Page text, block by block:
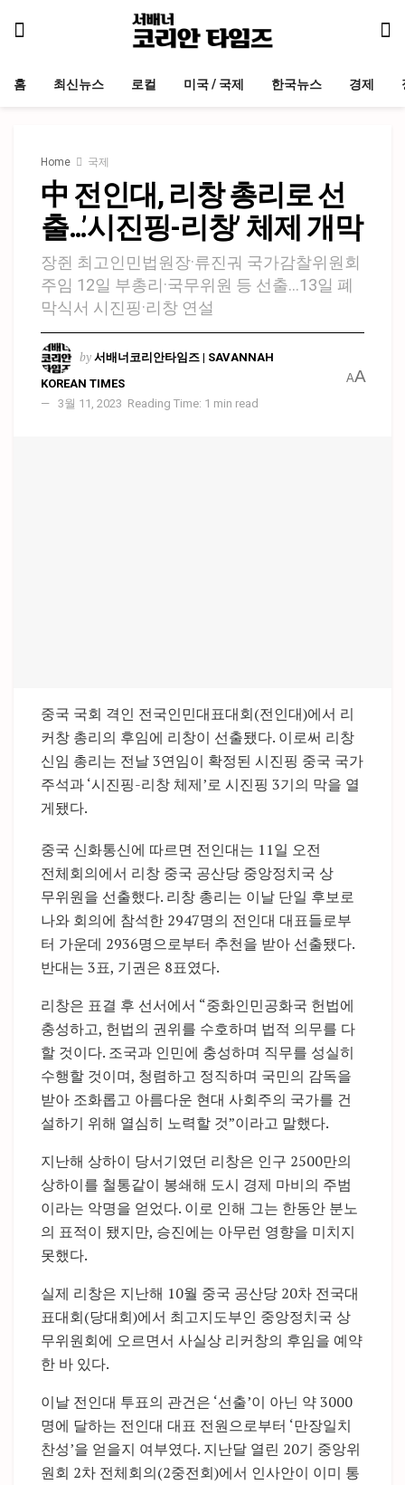
홈 최신뉴스 로컬 미국 / 국제 한국뉴스 경제
Home 국제
中 전인대, 리창 총리로 선
출…’시진핑-리창’ 체제 개막
장쥔 최고인민법원장·류진궈 국가감찰위원회
주임 12일 부총리·국무위원 등 선출…13일 폐
막식서 시진핑·리창 연설
by 서배너코리안타임즈 | SAVANNAH
KOREAN TIMES
3월 11, 2023 Reading Time: 1 min read
AA
중국 국회 격인 전국인민대표대회(전인대)에서 리
커창 총리의 후임에 리창이 선출됐다. 이로써 리창
신임 총리는 전날 3연임이 확정된 시진핑 중국 국가
주석과 ‘시진핑-리창 체제’로 시진핑 3기의 막을 열
게됐다.
중국 신화통신에 따르면 전인대는 11일 오전
전체회의에서 리창 중국 공산당 중앙정치국 상
무위원을 선출했다. 리창 총리는 이날 단일 후보로
나와 회의에 참석한 2947명의 전인대 대표들로부
터 가운데 2936명으로부터 추천을 받아 선출됐다.
반대는 3표, 기권은 8표였다.
리창은 표결 후 선서에서 “중화인민공화국 헌법에
충성하고, 헌법의 권위를 수호하며 법적 의무를 다
할 것이다. 조국과 인민에 충성하며 직무를 성실히
수행할 것이며, 청렴하고 정직하며 국민의 감독을
받아 조화롭고 아름다운 현대 사회주의 국가를 건
설하기 위해 열심히 노력할 것”이라고 말했다.
지난해 상하이 당서기였던 리창은 인구 2500만의
상하이를 철통같이 봉쇄해 도시 경제 마비의 주범
이라는 악명을 얻었다. 이로 인해 그는 한동안 분노
의 표적이 됐지만, 승진에는 아무런 영향을 미치지
못했다.
실제 리창은 지난해 10월 중국 공산당 20차 전국대
표대회(당대회)에서 최고지도부인 중앙정치국 상
무위원회에 오르면서 사실상 리커창의 후임을 예약
한 바 있다.
이날 전인대 투표의 관건은 ‘선출’이 아닌 약 3000
명에 달하는 전인대 대표 전원으로부터 ‘만장일치
찬성’을 얻을지 여부였다. 지난달 열린 20기 중앙위
원회 2차 전체회의(2중전회)에서 인사안이 이미 통